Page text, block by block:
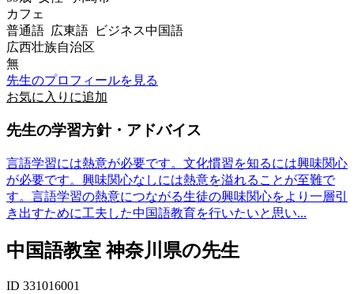
カフェ
普通語 広東語 ビジネス中国語
広西壮族自治区
無
先生のプロフィールを見る
お気に入りに追加
先生の学習方針・アドバイス
言語学習には熱意が必要です。文化慣習を知るには興味関心
が必要です。興味関心なしには熱意を溢れることが至難で
す。言語学習の熱意につながる生徒の興味関心をより一層引
き出すために工夫した中国語教育を行いたいと思い...
中国語教室 神奈川県の先生
ID 331016001